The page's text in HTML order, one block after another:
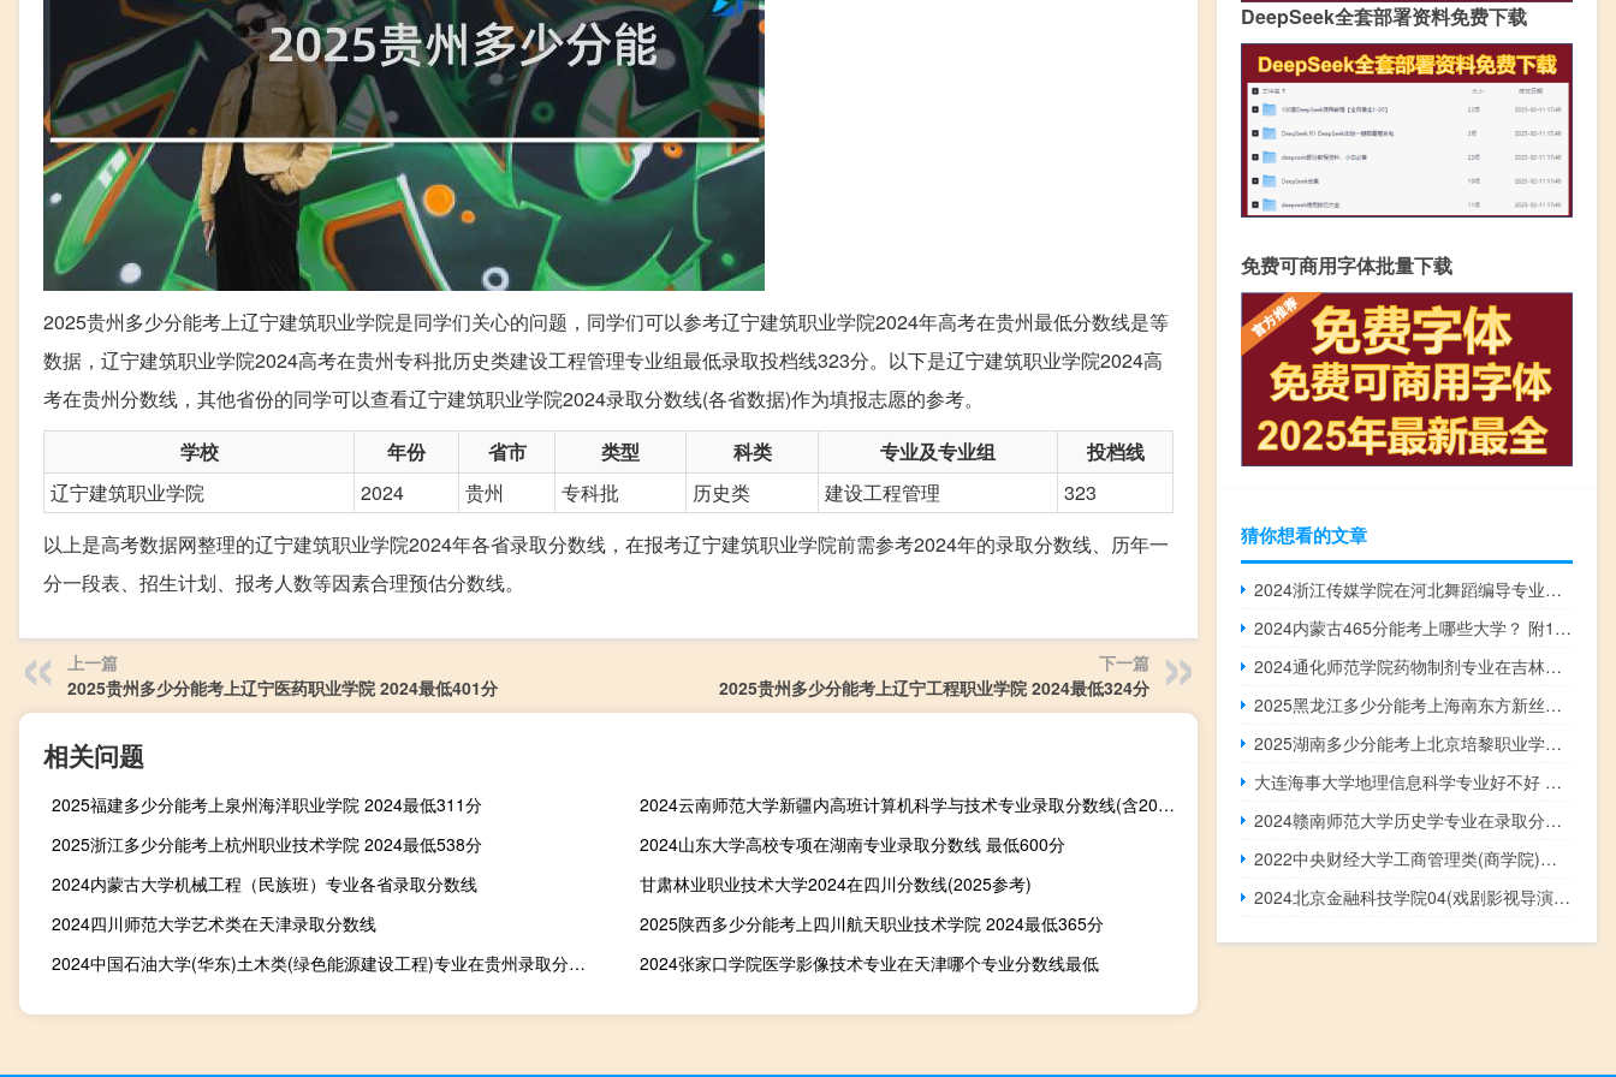
2025贵州多少分能考上辽宁建筑职业学院是同学们关心的问题，同学们可以参考辽宁建筑职业学院2024年高考在贵州最低分数线是等
数据，辽宁建筑职业学院2024高考在贵州专科批历史类建设工程管理专业组最低录取投档线323分。以下是辽宁建筑职业学院2024高
考在贵州分数线，其他省份的同学可以查看辽宁建筑职业学院2024录取分数线(各省数据)作为填报志愿的参考。
学校
年份 省市 类型 科类 专业及专业组
投档线
辽宁建筑职业学院
2024 贵州 专科批 历史类 建设工程管理
323
以上是高考数据网整理的辽宁建筑职业学院2024年各省录取分数线，在报考辽宁建筑职业学院前需参考2024年的录取分数线、历年一
分一段表、招生计划、报考人数等因素合理预估分数线。
上一篇
2025贵州多少分能考上辽宁医药职业学院 2024最低401分
下一篇
2025贵州多少分能考上辽宁工程职业学院 2024最低324分
相关问题
2025福建多少分能考上泉州海洋职业学院 2024最低311分
2024云南师范大学新疆内高班计算机科学与技术专业录取分数线(含2022-2024历年分数)
2025浙江多少分能考上杭州职业技术学院 2024最低538分
2024山东大学高校专项在湖南专业录取分数线 最低600分
2024内蒙古大学机械工程（民族班）专业各省录取分数线
甘肃林业职业技术大学2024在四川分数线(2025参考)
2024四川师范大学艺术类在天津录取分数线
2025陕西多少分能考上四川航天职业技术学院 2024最低365分
2024中国石油大学(华东)土木类(绿色能源建设工程)专业在贵州录取分数线 历年最低分565 附土木类(绿色能源建设工程)2022-2024历年分数
2024张家口学院医学影像技术专业在天津哪个专业分数线最低
DeepSeek全套部署资料免费下载
免费可商用字体批量下载
猜你想看的文章
2024浙江传媒学院在河北舞蹈编导专业组录取分数线 最低509.1分
2024内蒙古465分能考上哪些大学？ 附118所能报考大学名单
2024通化师范学院药物制剂专业在吉林录取分数线
2025黑龙江多少分能考上海南东方新丝路职业学院 2024最低216分
2025湖南多少分能考上北京培黎职业学院 2024最低322分
大连海事大学地理信息科学专业好不好 排名多少位 全国第19名
2024赣南师范大学历史学专业在录取分数线(含2022-2024历年分数)
2022中央财经大学工商管理类(商学院)专业在辽宁分数线多少分
2024北京金融科技学院04(戏剧影视导演表〈导〉演专业各省录取分数线